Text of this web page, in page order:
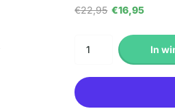
€22,95€16,95
In